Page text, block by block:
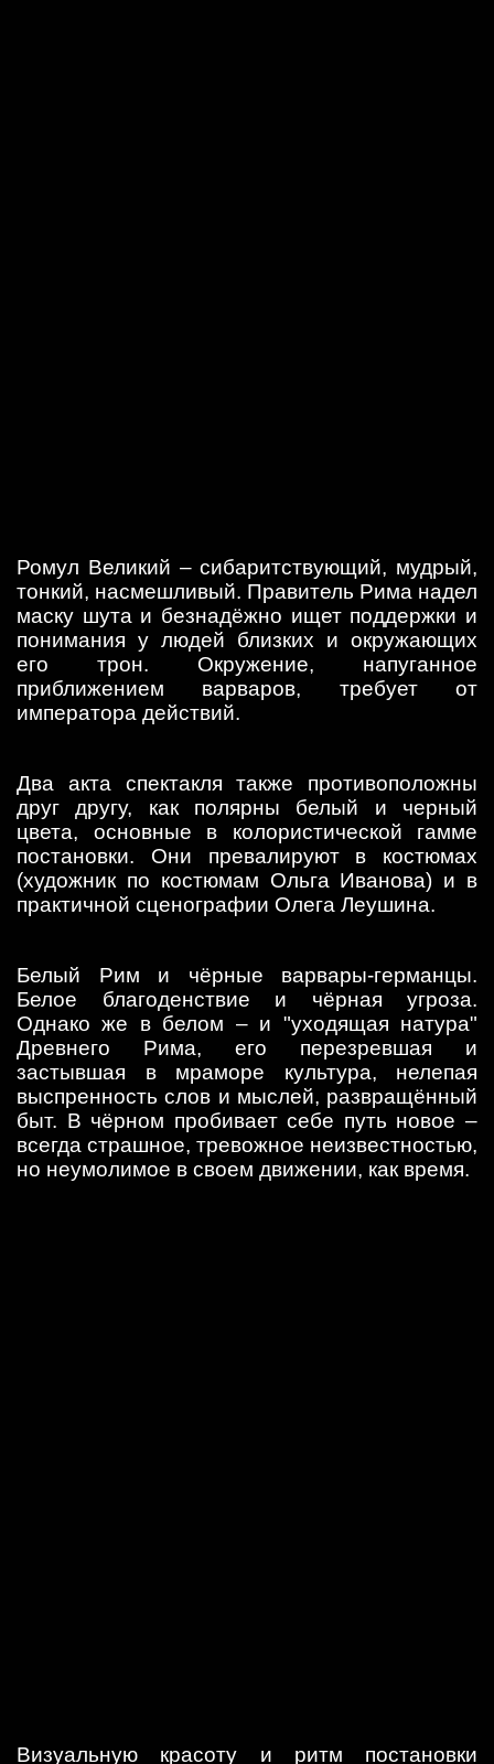
Ромул Великий – сибаритствующий, мудрый,
тонкий, насмешливый. Правитель Рима надел
маску шута и безнадёжно ищет поддержки и
понимания у людей близких и окружающих
его трон. Окружение, напуганное
приближением варваров, требует от
императора действий.
Два акта спектакля также противоположны
друг другу, как полярны белый и черный
цвета, основные в колористической гамме
постановки. Они превалируют в костюмах
(художник по костюмам Ольга Иванова) и в
практичной сценографии Олега Леушина.
Белый Рим и чёрные варвары-германцы.
Белое благоденствие и чёрная угроза.
Однако же в белом – и "уходящая натура"
Древнего Рима, его перезревшая и
застывшая в мраморе культура, нелепая
выспренность слов и мыслей, развращённый
быт. В чёрном пробивает себе путь новое –
всегда страшное, тревожное неизвестностью,
но неумолимое в своем движении, как время.
Визуальную красоту и ритм постановки